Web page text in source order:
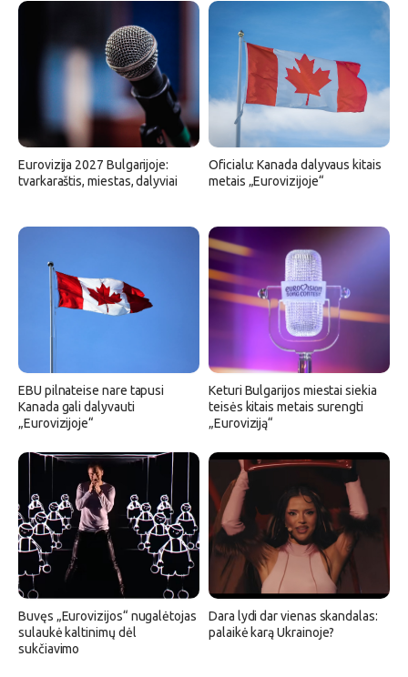
Eurovizija 2027 Bulgarijoje:
tvarkaraštis, miestas, dalyviai
Oficialu: Kanada dalyvaus kitais
metais „Eurovizijoje“
EBU pilnateise nare tapusi
Kanada gali dalyvauti
„Eurovizijoje“
Keturi Bulgarijos miestai siekia
teisės kitais metais surengti
„Euroviziją“
Buvęs „Eurovizijos“ nugalėtojas
sulaukė kaltinimų dėl
sukčiavimo
Dara lydi dar vienas skandalas:
palaikė karą Ukrainoje?